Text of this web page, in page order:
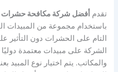
تقدم أفضل شركة مكافحة
باستخدام مجموعة من المبيدات
التام على الحشرات دون التأثير
الشركة على مبيدات معتمدة
والمكاتب. يتم اختيار نوع المبيد